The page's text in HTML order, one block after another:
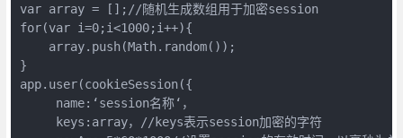
var array = [];//随机生成数组用于加密session
for(var i=0;i<1000;i++){
    array.push(Math.random());
}
app.user(cookieSession({
     name:‘session名称‘，
     keys:array，//keys表示session加密的字符